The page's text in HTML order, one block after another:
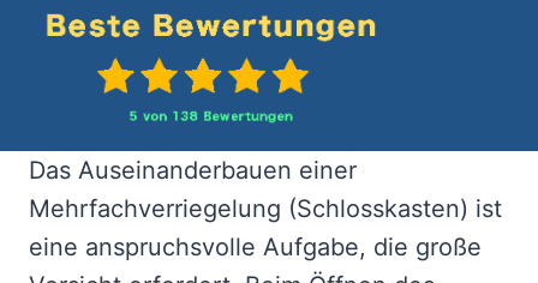
Das Auseinanderbauen einer
Mehrfachverriegelung (Schlosskasten) ist
eine anspruchsvolle Aufgabe, die große